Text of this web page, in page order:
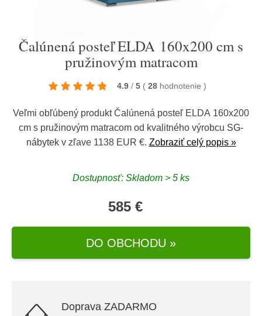
Čalúnená posteľ ELDA 160x200 cm s
pružinovým matracom
4.9 / 5 ( 28 hodnotenie )
Veľmi obľúbený produkt Čalúnená posteľ ELDA 160x200
cm s pružinovým matracom od kvalitného výrobcu SG-
nábytekv zľave 1138 EUR €. Zobraziť celý popis »
Dostupnosť: Skladom > 5 ks
585 €
DO OBCHODU »
Doprava ZADARMO